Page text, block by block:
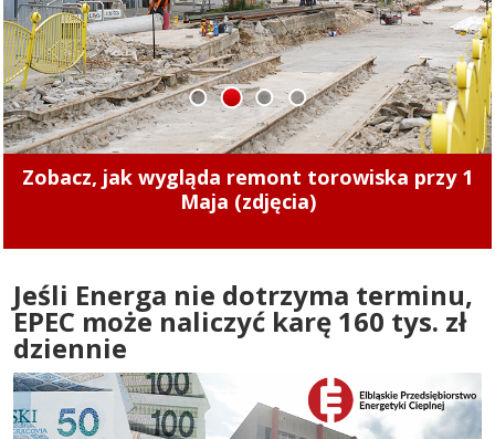
Zmiany cen ciepła w Elblągu. Nowe stawki
zaczęły obowiązywać od 1 sierpnia 2026 r.
1 2 3 4
Jeśli Energa nie dotrzyma terminu,
EPEC może naliczyć karę 160 tys. zł
dziennie